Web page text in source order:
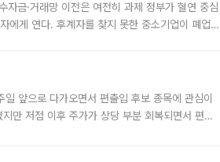
금·거래망 이전은 여전히 과제 정부가 혈연 중심
에게 연다. 후계자를 찾지 못한 중소기업이 폐업
앞으로 다가오면서 편출입 후보 종목에 관심이
만 저점 이후 주가가 상당 부분 회복되면서 편입